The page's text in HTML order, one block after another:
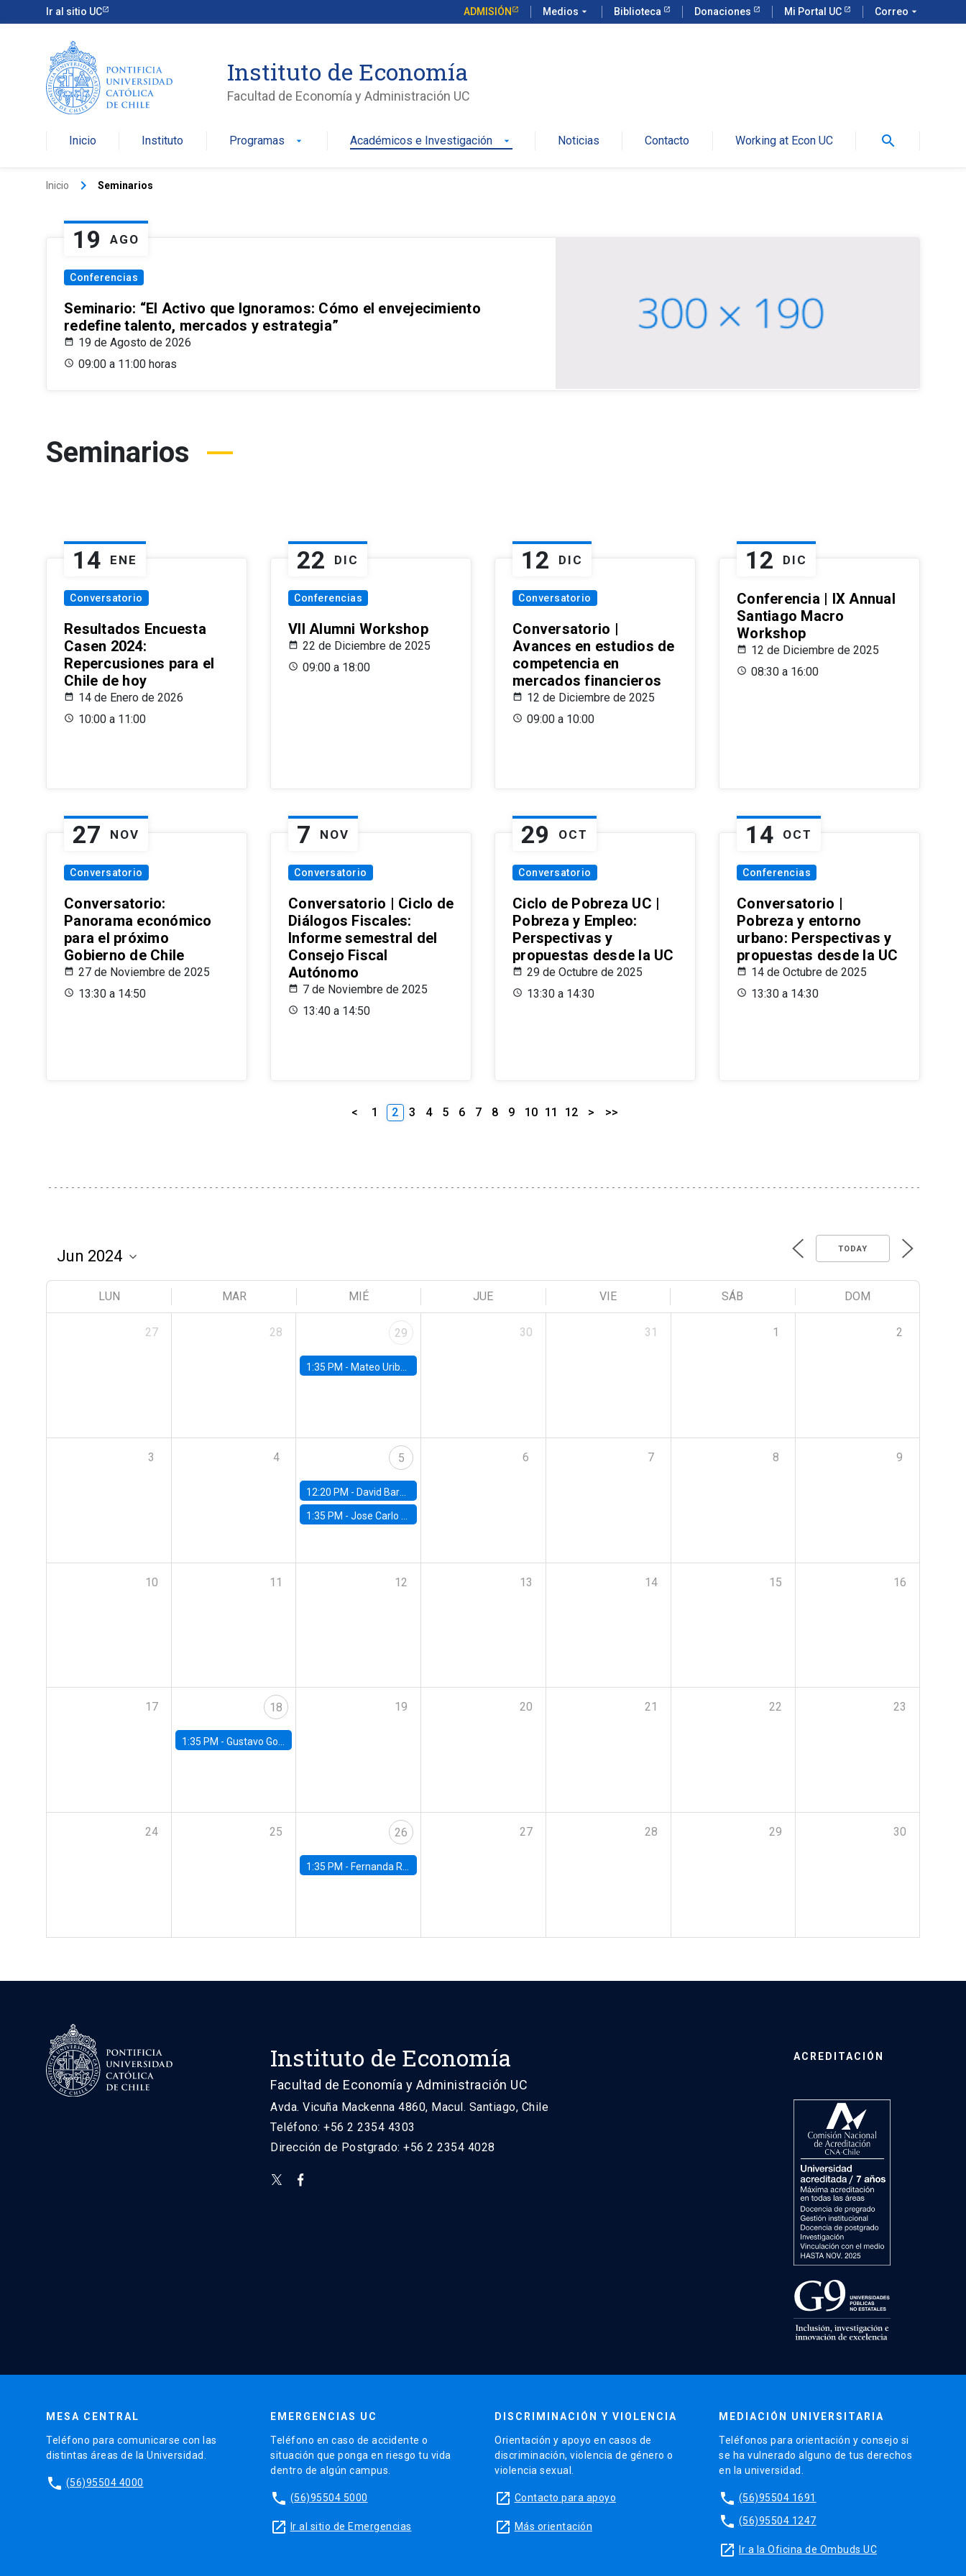
Ir al sitio UC ADMISIÓN Medios arrow_drop_down Biblioteca Donaciones Mi Portal UC Correo arrow_drop_down
Instituto de Economía
Facultad de Economía y Administración UC
Inicio Instituto Programas arrow_drop_down Académicos e Investigación arrow_drop_down Noticias Contacto Working at Econ UC search
Inicio keyboard_arrow_right Seminarios
19 AGO
Conferencias
Seminario: “El Activo que Ignoramos: Cómo el envejecimiento
redefine talento, mercados y estrategia”
19 de Agosto de 2026
09:00 a 11:00 horas
Seminarios
14 ENE
Conversatorio
Resultados Encuesta
Casen 2024:
Repercusiones para el
Chile de hoy
14 de Enero de 2026
10:00 a 11:00
22 DIC
Conferencias
VII Alumni Workshop
22 de Diciembre de 2025
09:00 a 18:00
12 DIC
Conversatorio
Conversatorio |
Avances en estudios de
competencia en
mercados financieros
12 de Diciembre de 2025
09:00 a 10:00
12 DIC
Conferencia | IX Annual
Santiago Macro
Workshop
12 de Diciembre de 2025
08:30 a 16:00
27 NOV
Conversatorio
Conversatorio:
Panorama económico
para el próximo
Gobierno de Chile
27 de Noviembre de 2025
13:30 a 14:50
7 NOV
Conversatorio
Conversatorio | Ciclo de
Diálogos Fiscales:
Informe semestral del
Consejo Fiscal
Autónomo
7 de Noviembre de 2025
13:40 a 14:50
29 OCT
Conversatorio
Ciclo de Pobreza UC |
Pobreza y Empleo:
Perspectivas y
propuestas desde la UC
29 de Octubre de 2025
13:30 a 14:30
14 OCT
Conferencias
Conversatorio |
Pobreza y entorno
urbano: Perspectivas y
propuestas desde la UC
14 de Octubre de 2025
13:30 a 14:30
< 1 2 3 4 5 6 7 8 9 10 11 12 > >>
TODAY
LUN MAR MIÉ JUE VIE SÁB DOM
27 28 29
1:35 PM - Mateo Uribe-Castro, Universidad de los Andes (Colombia)
30 31 1 2
3 4 5
12:20 PM - David Bardey, Universidad de los Andes - CEDE
1:35 PM -Jose Carlo Bermudez, UC (ME) & World Bank
6 7 8 9
10 11 12 13 14 15 16
17 18
1:35 PM - Gustavo González, Banco Central de Chile
19 20 21 22 23
24 25 26
1:35 PM - Fernanda Rojas Ampuero, University of Wisconsin-Madison
27 28 29 30
Instituto de Economía
Facultad de Economía y Administración UC
Avda. Vicuña Mackenna 4860, Macul. Santiago, Chile
Teléfono: +56 2 2354 4303
Dirección de Postgrado: +56 2 2354 4028
ACREDITACIÓN
MESA CENTRAL
Teléfono para comunicarse con las
distintas áreas de la Universidad.
phone (56)95504 4000
EMERGENCIAS UC
Teléfono en caso de accidente o
situación que ponga en riesgo tu vida
dentro de algún campus.
phone (56)95504 5000
launch Ir al sitio de Emergencias
DISCRIMINACIÓN Y VIOLENCIA
Orientación y apoyo en casos de
discriminación, violencia de género o
violencia sexual.
launch Contacto para apoyo
launch Más orientación
MEDIACIÓN UNIVERSITARIA
Teléfonos para orientación y consejo si
se ha vulnerado alguno de tus derechos
en la universidad.
phone (56)95504 1691
phone (56)95504 1247
launch Ir a la Oficina de Ombuds UC